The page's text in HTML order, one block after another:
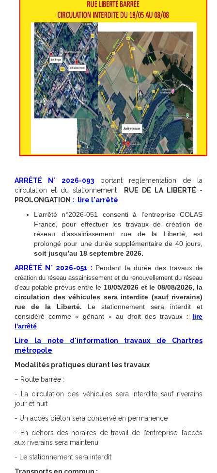
ARRÊTÉ N° 2026-093 portant reglementation de la
circulation et du stationnement
RUE DE LA LIBERTÉ -
PROLONGATION :
lire l'arrêté
L’arrêté n°2026-051 consenti à l’entreprise COLAS
France, pour effectuer les travaux de création de
réseau d’assainissement rue de la Liberté, est
prolongé pour une durée supplémentaire de 40 jours,
soit jusqu’au 18 septembre 2026.
ARRÊTÉ N° 2026-051 : Pendant la durée des travauxde
création du réseau assainissement et du renouvellement du réseau
d’eau potable prévus entre le 18/05/2026 et le 08/08/2026, la
circulation des véhicules sera interdite (sauf riverains)
rue de la Liberté. Le stationnement sera interdit et
considéré comme « gênant » au droit des travaux : lire
l'arrêté
Lire la note d'information travaux de Chartres
métropole
Modalités pratiques durant les travaux
– Route barrée :
- La circulation des véhicules sera interdite sauf riverains
jour et nuit
- Un accès piéton sera conservé en permanence
- En dehors des horaires de travail de l’entreprise, l’accès
aux riverains sera maintenu
- Le stationnement sera interdit